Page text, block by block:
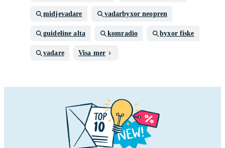
midjevadare vadarbyxor neopren
guideline alta komradio byxor fiske
vadare Visa mer